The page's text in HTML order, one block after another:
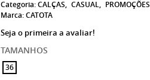
Categoria: CALÇAS CASUAL
PROMOÇÕES
Marca:CATOTA
Seja o primeira a avaliar!
TAMANHOS
36